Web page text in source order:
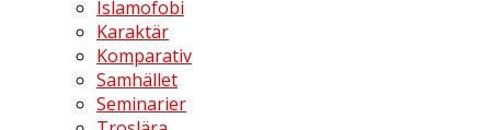
Islamofobi
Karaktär
Komparativ
Samhället
Seminarier